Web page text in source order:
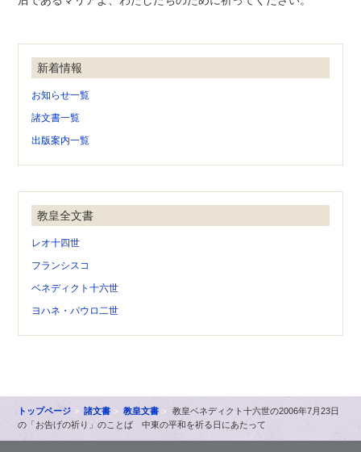
新着情報
お知らせ一覧
諸文書一覧
出版案内一覧
教皇全文書
レオ十四世
フランシスコ
ベネディクト十六世
ヨハネ・パウロ二世
トップページ 諸文書 教皇文書
教皇ベネディクト十六世の2006年7月23日
の「お告げの祈り」のことば 中東の平和を祈る日にあたって